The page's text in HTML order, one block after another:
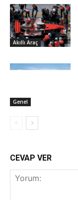
Akıllı Araç
Genel
CEVAP VER